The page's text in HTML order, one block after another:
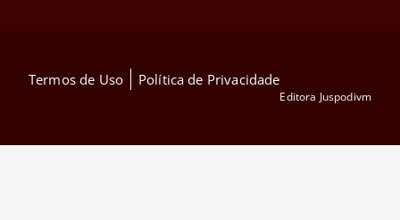
Termos de Uso Política de Privacidade
Editora Juspodivm